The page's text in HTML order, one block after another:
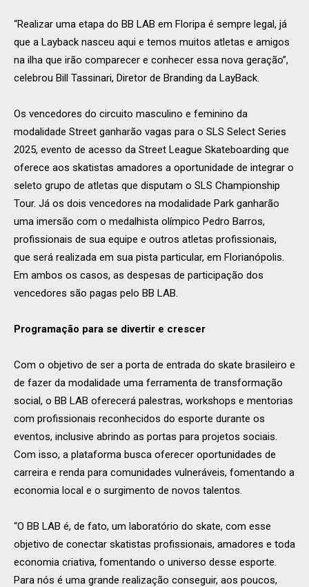
“Realizar uma etapa do BB LAB em Floripa é sempre legal, já
que a Layback nasceu aqui e temos muitos atletas e amigos
na ilha que irão comparecer e conhecer essa nova geração”,
celebrou Bill Tassinari, Diretor de Branding da LayBack.
Os vencedores do circuito masculino e feminino da
modalidade Street ganharão vagas para o SLS Select Series
2025, evento de acesso da Street League Skateboarding que
oferece aos skatistas amadores a oportunidade de integrar o
seleto grupo de atletas que disputam o SLS Championship
Tour. Já os dois vencedores na modalidade Park ganharão
uma imersão com o medalhista olímpico Pedro Barros,
profissionais de sua equipe e outros atletas profissionais,
que será realizada em sua pista particular, em Florianópolis.
Em ambos os casos, as despesas de participação dos
vencedores são pagas pelo BB LAB.
Programação para se divertir e crescer
Com o objetivo de ser a porta de entrada do skate brasileiro e
de fazer da modalidade uma ferramenta de transformação
social, o BB LAB oferecerá palestras, workshops e mentorias
com profissionais reconhecidos do esporte durante os
eventos, inclusive abrindo as portas para projetos sociais.
Com isso, a plataforma busca oferecer oportunidades de
carreira e renda para comunidades vulneráveis, fomentando a
economia local e o surgimento de novos talentos.
“O BB LAB é, de fato, um laboratório do skate, com esse
objetivo de conectar skatistas profissionais, amadores e toda
economia criativa, fomentando o universo desse esporte.
Para nós é uma grande realização conseguir, aos poucos,